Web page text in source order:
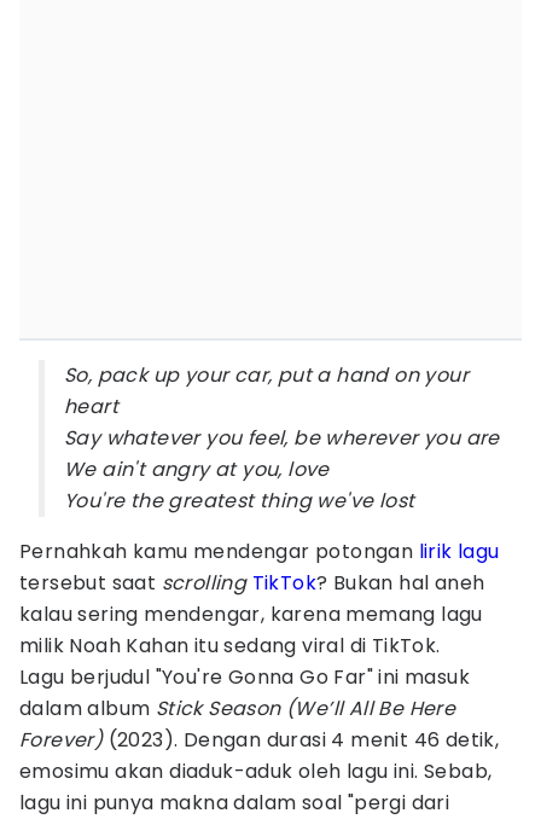
So, pack up your car, put a hand on your
heart
Say whatever you feel, be wherever you are
We ain't angry at you, love
You're the greatest thing we've lost
Pernahkah kamu mendengar potongan lirik lagu
tersebut saat scrolling TikTok? Bukan hal aneh
kalau sering mendengar, karena memang lagu
milik Noah Kahan itu sedang viral di TikTok.
Lagu berjudul "You're Gonna Go Far" ini masuk
dalam album Stick Season (We’ll All Be Here
Forever) (2023). Dengan durasi 4 menit 46 detik,
emosimu akan diaduk-aduk oleh lagu ini. Sebab,
lagu ini punya makna dalam soal "pergi dari